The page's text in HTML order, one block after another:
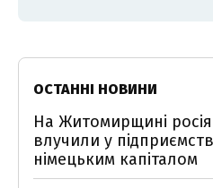
ОСТАННІ НОВИНИ
На Житомирщині
влучили у
німецьким капіталом